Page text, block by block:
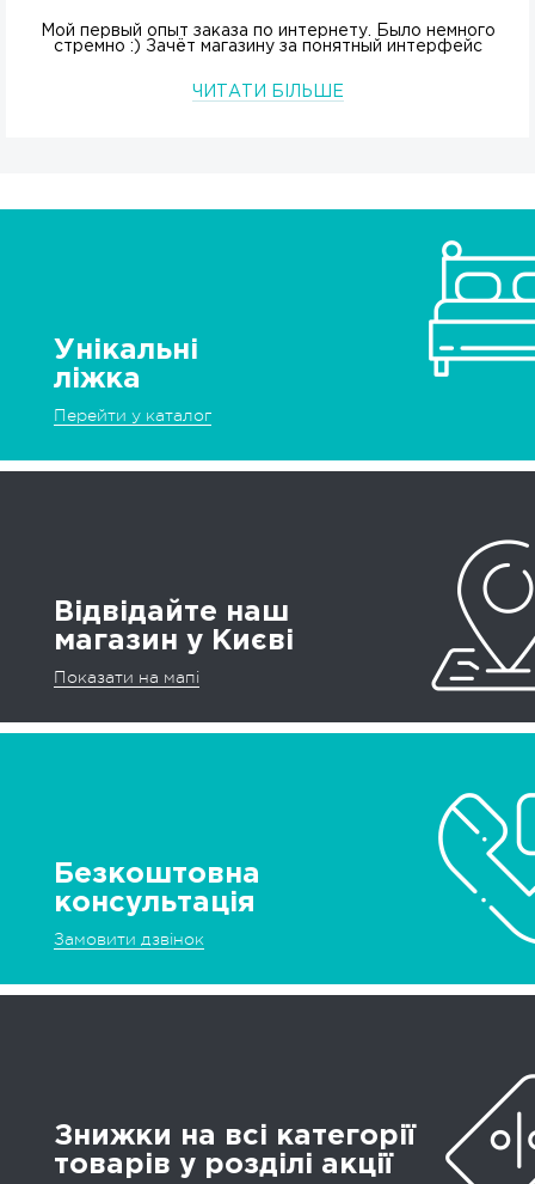
Мой первый опыт заказа по интернету. Было немного
стремно :) Зачёт магазину за понятный интерфейс
ЧИТАТИ БІЛЬШЕ
Унікальні
ліжка
Перейти у каталог
Відвідайте наш
магазин у Києві
Показати на мапі
Безкоштовна
консультація
Замовити дзвінок
Знижки на всі категорії
товарів у розділі акції